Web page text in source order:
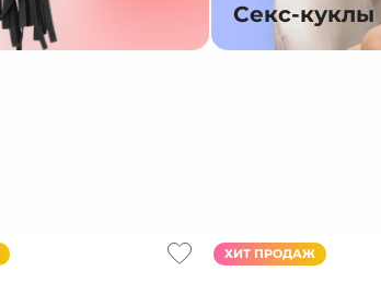
Секс-куклы
ХИТ ПРОДАЖ